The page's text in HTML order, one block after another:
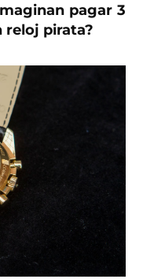
pagar 3
reloj pirata?